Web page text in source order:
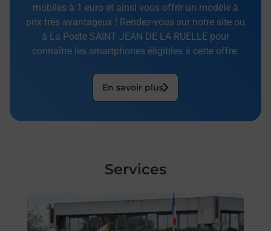
mobiles à 1 euro et ainsi vous offrir un modèle à
prix très avantageux ! Rendez-vous sur notre site ou
à La Poste SAINT JEAN DE LA RUELLE pour
connaître les smartphones éligibles à cette offre.
En savoir plus
Services